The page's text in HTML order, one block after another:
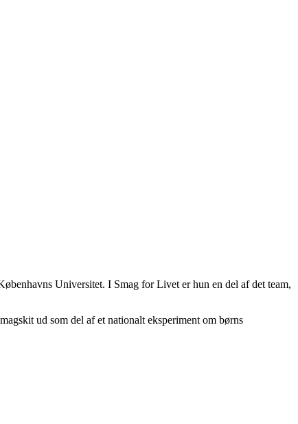
Universitet. I Smag for Livet er hun en del af det team,
ud som del af et nationalt eksperiment om børns